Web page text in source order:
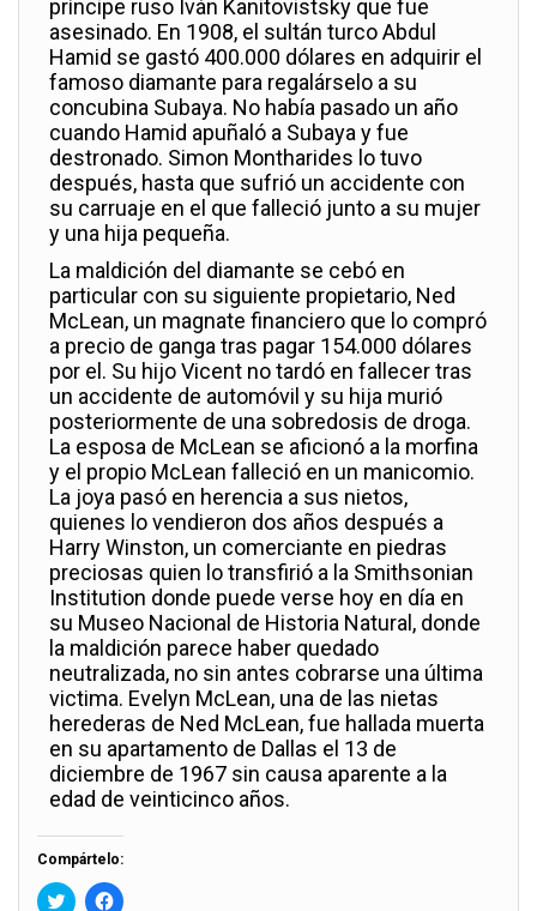
príncipe ruso Iván Kanitovistsky que fue
asesinado. En 1908, el sultán turco Abdul
Hamid se gastó 400.000 dólares en adquirir el
famoso diamante para regalárselo a su
concubina Subaya. No había pasado un año
cuando Hamid apuñaló a Subaya y fue
destronado. Simon Montharides lo tuvo
después, hasta que sufrió un accidente con
su carruaje en el que falleció junto a su mujer
y una hija pequeña.
La maldición del diamante se cebó en
particular con su siguiente propietario, Ned
McLean, un magnate financiero que lo compró
a precio de ganga tras pagar 154.000 dólares
por el. Su hijo Vicent no tardó en fallecer tras
un accidente de automóvil y su hija murió
posteriormente de una sobredosis de droga.
La esposa de McLean se aficionó a la morfina
y el propio McLean falleció en un manicomio.
La joya pasó en herencia a sus nietos,
quienes lo vendieron dos años después a
Harry Winston, un comerciante en piedras
preciosas quien lo transfirió a la Smithsonian
Institution donde puede verse hoy en día en
su Museo Nacional de Historia Natural, donde
la maldición parece haber quedado
neutralizada, no sin antes cobrarse una última
victima. Evelyn McLean, una de las nietas
herederas de Ned McLean, fue hallada muerta
en su apartamento de Dallas el 13 de
diciembre de 1967 sin causa aparente a la
edad de veinticinco años.
Compártelo:
H H